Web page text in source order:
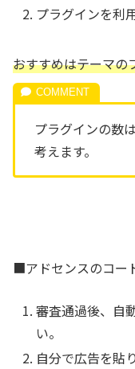
プラグインを利用
おすすめはテーマの
プラグインの数
考えます。
■アドセンスのコー
審査通過後、自
い。
自分で広告を貼